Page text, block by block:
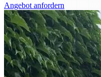
Angebot anfordern